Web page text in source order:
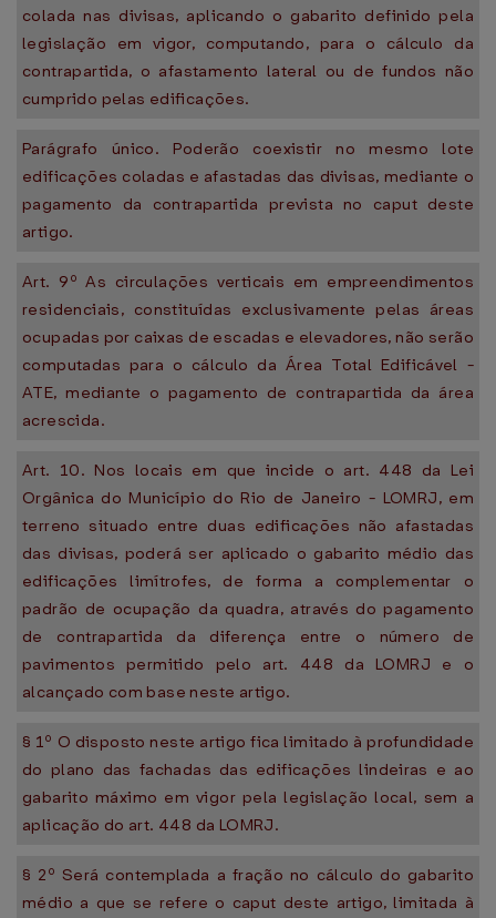
colada nas divisas, aplicando o gabarito definido pela
legislação em vigor, computando, para o cálculo da
contrapartida, o afastamento lateral ou de fundos não
cumprido pelas edificações.
Parágrafo único. Poderão coexistir no mesmo lote
edificações coladas e afastadas das divisas, mediante o
pagamento da contrapartida prevista no caput deste
artigo.
Art. 9º As circulações verticais em empreendimentos
residenciais, constituídas exclusivamente pelas áreas
ocupadas por caixas de escadas e elevadores, não serão
computadas para o cálculo da Área Total Edificável -
ATE, mediante o pagamento de contrapartida da área
acrescida.
Art. 10. Nos locais em que incide o art. 448 da Lei
Orgânica do Município do Rio de Janeiro - LOMRJ, em
terreno situado entre duas edificações não afastadas
das divisas, poderá ser aplicado o gabarito médio das
edificações limítrofes, de forma a complementar o
padrão de ocupação da quadra, através do pagamento
de contrapartida da diferença entre o número de
pavimentos permitido pelo art. 448 da LOMRJ e o
alcançado com base neste artigo.
§ 1º O disposto neste artigo fica limitado à profundidade
do plano das fachadas das edificações lindeiras e ao
gabarito máximo em vigor pela legislação local, sem a
aplicação do art. 448 da LOMRJ.
§ 2º Será contemplada a fração no cálculo do gabarito
médio a que se refere o caput deste artigo, limitada à